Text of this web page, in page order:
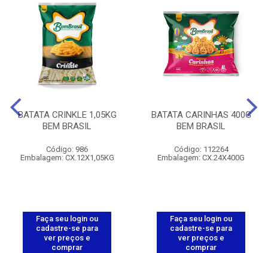
BATATA CRINKLE 1,05KG
BEM BRASIL
Código: 986
Embalagem: CX.12X1,05KG
Faça seu login ou
cadastre-se para
ver preços e
comprar
BATATA CARINHAS 400G
BEM BRASIL
Código: 112264
Embalagem: CX.24X400G
Faça seu login ou
cadastre-se para
ver preços e
comprar